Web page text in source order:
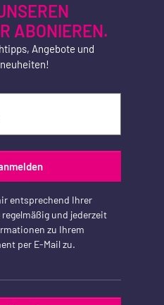
ABONIEREN.
Angebote und
entsprechend Ihrer
regelmäßig und jederzeit
zu Ihrem
per E-Mail zu.